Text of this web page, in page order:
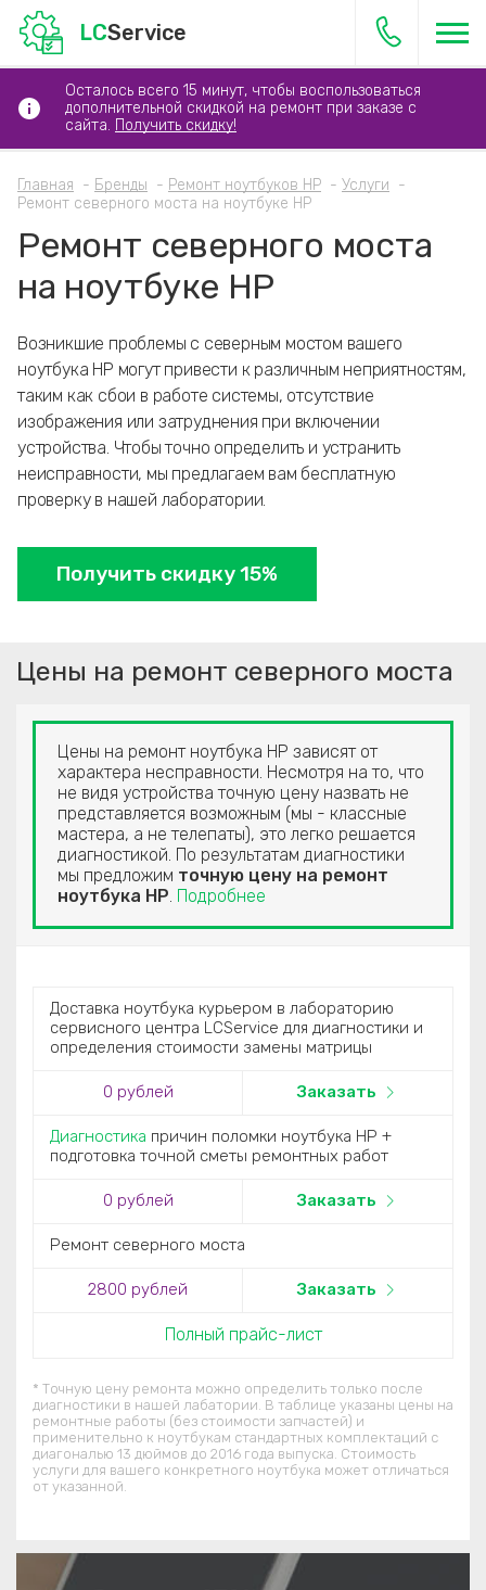
LCService
Осталось всего 15 минут, чтобы воспользоваться
дополнительной скидкой на ремонт при заказе с
сайта. Получить скидку!
Главная Бренды Ремонт ноутбуков HP
Услуги
Ремонт северного моста на ноутбуке HP
Ремонт северного моста
на ноутбуке HP
Возникшие проблемы с северным мостом вашего
ноутбука HP могут привести к различным неприятностям,
таким как сбои в работе системы, отсутствие
изображения или затруднения при включении
устройства. Чтобы точно определить и устранить
неисправности, мы предлагаем вам бесплатную
проверку в нашей лаборатории.
Получить скидку 15%
Цены на ремонт северного моста
Цены на ремонт ноутбука HP зависят от
характера несправности. Несмотря на то, что
не видя устройства точную цену назвать не
представляется возможным (мы - классные
мастера, а не телепаты), это легко решается
диагностикой. По результатам диагностики
мы предложим точную цену на ремонт
ноутбука HP. Подробнее
Доставка ноутбука курьером в лабораторию
сервисного центра LCService для диагностики и
определения стоимости замены матрицы
0 рублей Заказать
Диагностика причин поломки ноутбука HP +
подготовка точной сметы ремонтных работ
0 рублей Заказать
Ремонт северного моста
2800 рублей Заказать
Полный прайс-лист
* Точную цену ремонта можно определить только после
диагностики в нашей лабатории. В таблице указаны цены на
ремонтные работы (без стоимости запчастей) и
применительно к ноутбукам стандартных комплектаций c
диагональю 13 дюймов до 2016 года выпуска. Стоимость
услуги для вашего конкретного ноутбука может отличаться
от указанной.